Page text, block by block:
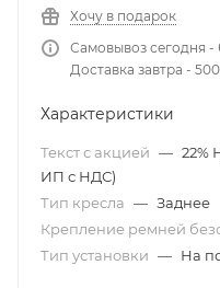
Хочу в подарок
Самовывоз сегодня -
Доставка завтра -
Характеристики
Текст с акцией — 22%
ИП с НДС)
Тип кресла — Заднее
Крепление ремней
Тип установки — На